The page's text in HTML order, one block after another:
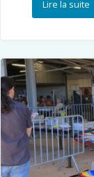
Lire la suite
–